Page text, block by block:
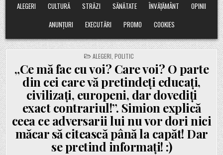
ALEGERI
CULTURĂ STRĂZI SĂNĂTATE ÎNVĂȚĂMÂNT
OPINII
ANUNȚURI
EXECUTĂRI PROMO COOKIES
POSTED
IN
ALEGERI POLITIC
„Ce mă fac cu voi? Care voi? O parte
din cei care vă pretindeți educați,
civilizați, europeni, dar dovediți
exact contrariul!”. Simion explică
ceea ce adversarii lui nu vor dori nici
măcar să citească până la capăt! Dar
se pretind informați! :)